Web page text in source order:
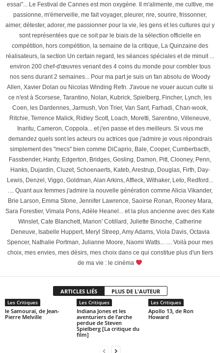
essai"... Le Festival de Cannes est mon oxygène. Il m'alimente, me cultive, me
passionne, m'émerveille, me fait voyager, pleurer, rire, sourire, frissonner,
aimer, détester, adorer, me passionner pour la vie, les gens et les cultures qui y
sont représentées que ce soit par le biais de la sélection officielle en
compétition, hors compétition, la semaine de la critique, La Quinzaine des
réalisateurs, la section Un certain regard, les séances spéciales et de minuit ...
environ 200 chef-d'œuvres venant des 4 coins du monde pour combler tous
nos sens durant 2 semaines... Pour ma part je suis un fan absolu de Woody
Allen, Xavier Dolan ou Nicolas Winding Refn. J'avoue ne vouer aucun culte si
ce n'est à Scorsese, Tarantino, Nolan, Kubrick, Spielberg, Fincher, Lynch, les
Coen, les Dardennes, Jarmush, Von Trier, Van Sant, Farhadi, Chan-wook,
Ritchie, Terrence Malick, Ridley Scott, Loach, Moretti, Sarentino, Villeneuve,
Inaritu, Cameron, Coppola... et j'en passe et des meilleurs. Si vous me
demandez quels sont les acteurs ou actrices que j'admire je vous répondrais
simplement des "mecs" bien comme DiCaprio, Bale, Cooper, Cumberbacth,
Fassbender, Hardy, Edgerton, Bridges, Gosling, Damon, Pitt, Clooney, Penn,
Hanks, Dujardin, Cluzet, Schoenaerts, Kateb, Arestrup, Douglas, Firth, Day-
Lewis, Denzel, Viggo, Goldman, Alan Arkins, Affleck, Withaker, Leto, Redford...
.... Quant aux femmes j'admire la nouvelle génération comme Alicia Vikander,
Brie Larson, Emma Stone, Jennifer Lawrence, Saoirse Ronan, Rooney Mara,
Sara Forestier, Vimala Pons, Adèle Heanel... et la plus ancienne avec des Kate
Winslet, Cate Blanchett, Marion' Cotillard, Juliette Binoche, Catherine
Deneuve, Isabelle Huppert, Meryl Streep, Amy Adams, Viola Davis, Octavia
Spencer, Nathalie Portman, Julianne Moore, Naomi Watts... .... Voilà pour mes
choix, mes envies, mes désirs, mes choix dans ce qui constitue plus d'un tiers
de ma vie : le cinéma
ARTICLES LIÉS PLUS DE L'AUTEUR
Les Critiques
le Samouraï, de Jean-
Pierre Melville
Les Critiques
Indiana Jones et les
aventuriers de l’arche
perdue de Steven
Spielberg [La critique du
film]
Les Critiques
Apollo 13, de Ron
Howard